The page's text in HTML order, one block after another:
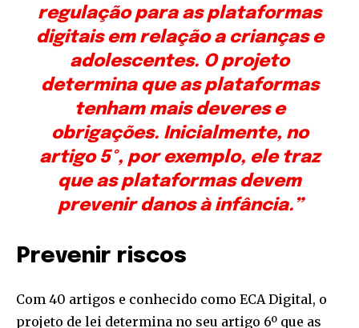
regulação para as plataformas
digitais em relação a crianças e
adolescentes. O projeto
determina que as plataformas
tenham mais deveres e
obrigações. Inicialmente, no
artigo 5º, por exemplo, ele traz
que as plataformas devem
prevenir danos à infância.”
Prevenir riscos
Com 40 artigos e conhecido como ECA Digital, o
projeto de lei determina no seu artigo 6º que as